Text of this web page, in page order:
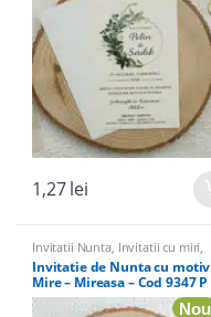
1,27lei
Invitatii Nunta, Invitatii cu miri,
Invitatii elegante
Invitatie de Nunta cu motiv
Mire – Mireasa – Cod 9347 P
Nou